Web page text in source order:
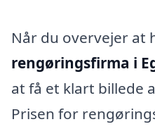
Når du overvejer at
rengøringsfirma i
at få et klart billede
Prisen for